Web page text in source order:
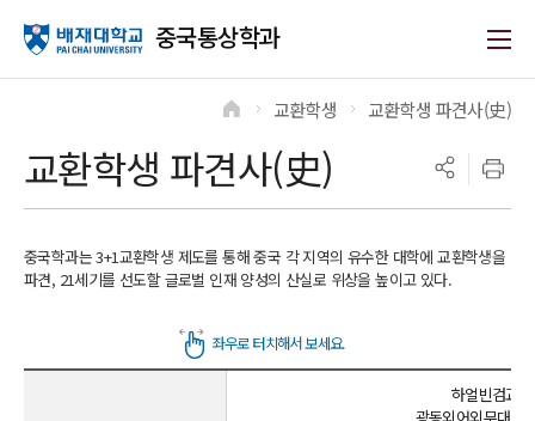
중국통상학과
교환학생 파견사(史)
교환학생 교환학생 파견사(史)
중국학과는 3+1교환학생 제도를 통해 중국 각 지역의 유수한 대학에 교환학생을
파견, 21세기를 선도할 글로벌 인재 양성의 산실로 위상을 높이고 있다.
하얼빈검교
광동외어외무대 남